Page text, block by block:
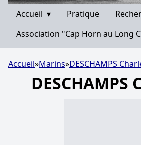
Accueil ▾ Pratique
Association "Cap Horn au Long
Accueil»Marins»DESCHAMPS
DESCHAMPS